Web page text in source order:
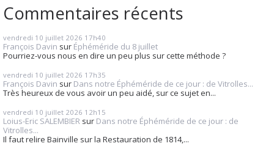
Commentaires récents
vendredi 10 juillet 2026 17h40
François Davin sur Éphéméride du 8 juillet
Pourriez-vous nous en dire un peu plus sur cette méthode ?
vendredi 10 juillet 2026 17h35
François Davin sur Dans notre Éphéméride de ce jour : de Vitrolles...
Très heureux de vous avoir un peu aidé, sur ce sujet en...
vendredi 10 juillet 2026 12h15
Loius-Eric SALEMBIER sur Dans notre Éphéméride de ce jour : de
Vitrolles...
Il faut relire Bainville sur la Restauration de 1814,...